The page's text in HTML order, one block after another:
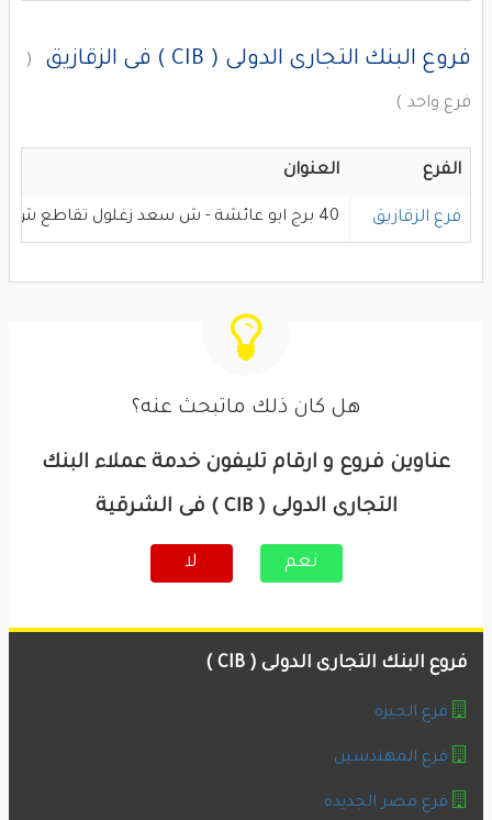
فروع البنك التجارى الدولى ( CIB ) فى الزقازيق (
فرع واحد )
الفرع العنوان
فرع الزقازيق 40 برج ابو عائشة - ش سعد زغلول تقاطع ش عبد العزيز اباظة
هل كان ذلك ماتبحث عنه؟
عناوين فروع و ارقام تليفون خدمة عملاء البنك
التجارى الدولى ( CIB ) فى الشرقية
نعم لا
فروع البنك التجارى الدولى ( CIB )
فرع الجيزة
فرع المهندسين
فرع مصر الجديدة